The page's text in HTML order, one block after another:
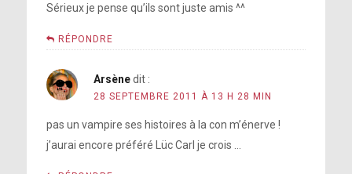
Sérieux je pense qu’ils sont juste amis ^^
RÉPONDRE
Arsène dit :
28 SEPTEMBRE 2011 À 13 H 28 MIN
pas un vampire ses histoires à la con m’énerve !
j’aurai encore préféré Lüc Carl je crois …